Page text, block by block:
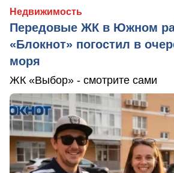
Недвижимость
Передовые ЖК в Южном
«Блокнот» погостил в
моря
ЖК «Выбор» - смотрите сами